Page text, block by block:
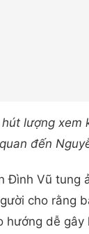
lượng xem
đến
Đình Vũ tung
cho rằng
hướng dễ gây